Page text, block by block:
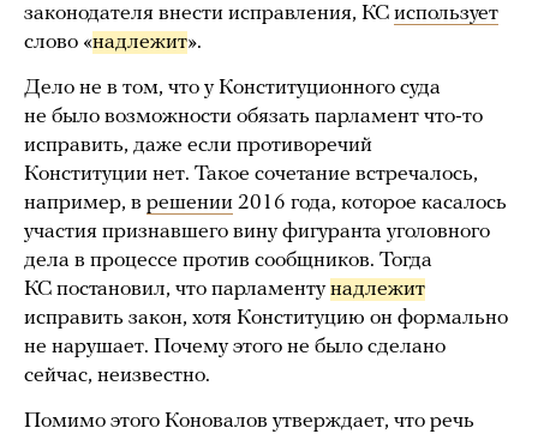
законодателя внести исправления, КС использует
слово «надлежит».
Дело не в том, что у Конституционного суда
не было возможности обязать парламент что-то
исправить, даже если противоречий
Конституции нет. Такое сочетание встречалось,
например, в решении 2016 года, которое касалось
участия признавшего вину фигуранта уголовного
дела в процессе против сообщников. Тогда
КС постановил, что парламентунадлежит
исправить закон, хотя Конституцию он формально
не нарушает. Почему этого не было сделано
сейчас, неизвестно.
Помимо этого Коновалов утверждает, что речь